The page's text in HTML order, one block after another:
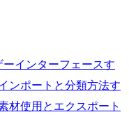
インターフェースす
ンポートと分類方法す
材使用とエクスポート